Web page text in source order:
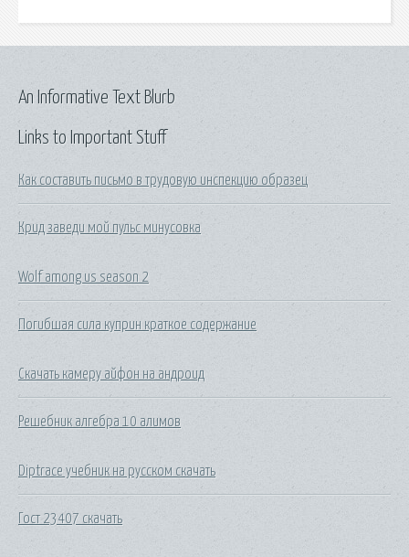
Links to Important Stuff
Как составить письмо в трудовую инспекцию образец
Крид заведи мой пульс минусовка
Wolf among us season 2
Погибшая сила куприн краткое содержание
Скачать камеру айфон на андроид
Решебник алгебра 10 алимов
Diptrace учебник на русском скачать
Гост 23407 скачать
An Informative Text Blurb